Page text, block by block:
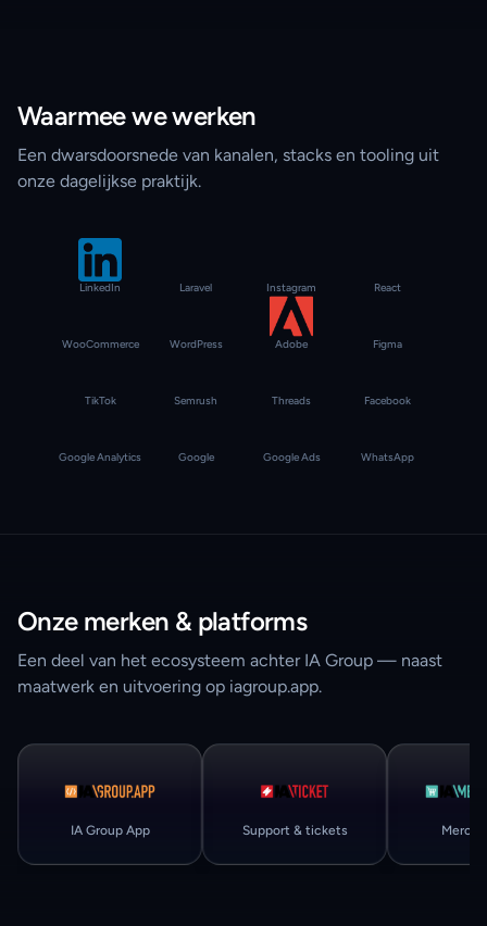
Waarmee we werken
Een dwarsdoorsnede van kanalen, stacks en tooling uit
onze dagelijkse praktijk.
LinkedIn Laravel Instagram React
WooCommerce WordPress Adobe Figma
TikTok Semrush Threads Facebook
Google Analytics Google Google Ads WhatsApp
Onze merken & platforms
Een deel van het ecosysteem achter IA Group — naast
maatwerk en uitvoering op iagroup.app.
IA Group App Support & tickets